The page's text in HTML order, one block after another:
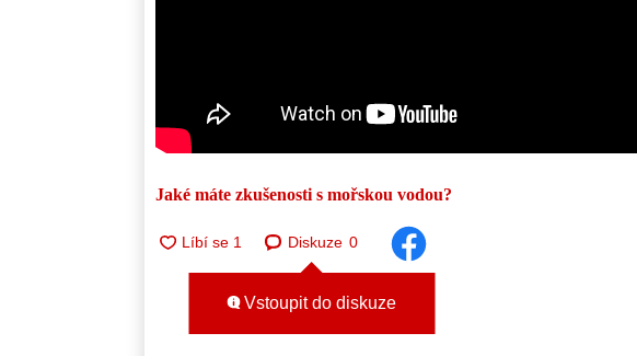
Jaké máte zkušenosti s mořskou vodou?
Diskuze 0
Vstoupit do diskuze